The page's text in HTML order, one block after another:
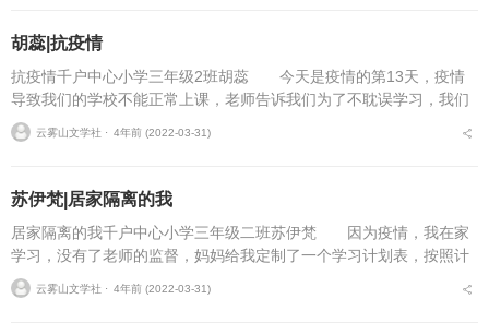
胡蕊|抗疫情
抗疫情千户中心小学三年级2班胡蕊 今天是疫情的第13天，疫情
导致我们的学校不能正常上课，老师告诉我们为了不耽误学习，我们
只好上网课了。 最近，我们甘肃天水的疫情不断加重，确诊病例
也在增加，不知道在...
云雾山文学社 ⋅ 4年前 (2022-03-31)
苏伊梵|居家隔离的我
居家隔离的我千户中心小学三年级二班苏伊梵 因为疫情，我在家
学习，没有了老师的监督，妈妈给我定制了一个学习计划表，按照计
划表的时间，每天都井井有条的学习，一天十分充实。老师也给我们
网上教学，除了学习，...
云雾山文学社 ⋅ 4年前 (2022-03-31)